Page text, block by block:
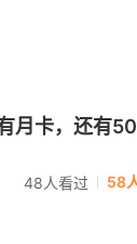
月卡，还有
48人看过 58